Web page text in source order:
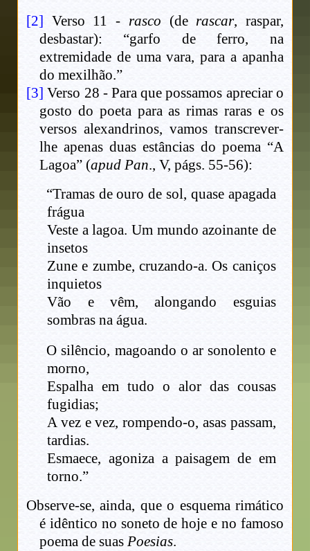
[2] Verso 11 - rasco (de rascar, raspar,
desbastar): “garfo de ferro, na
extremidade de uma vara, para a apanha
do mexilhão.”
[3] Verso 28 - Para que possamos apreciar o
gosto do poeta para as rimas raras e os
versos alexandrinos, vamos transcrever-
lhe apenas duas estâncias do poema “A
Lagoa” (apud Pan., V, págs. 55-56):
“Tramas de ouro de sol, quase apagada
frágua
Veste a lagoa. Um mundo azoinante de
insetos
Zune e zumbe, cruzando-a. Os caniços
inquietos
Vão e vêm, alongando esguias
sombras na água.
O silêncio, magoando o ar sonolento e
morno,
Espalha em tudo o alor das cousas
fugidias;
A vez e vez, rompendo-o, asas passam,
tardias.
Esmaece, agoniza a paisagem de em
torno.”
Observe-se, ainda, que o esquema rimático
é idêntico no soneto de hoje e no famoso
poema de suasPoesias.